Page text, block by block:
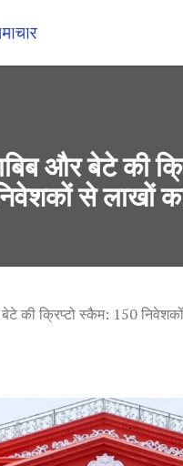
और बेटे की
से लाखों
की क्रिप्टो स्कैम: 150